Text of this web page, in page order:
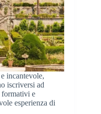
incantevole,
iscriversi ad
formativi e
esperienza di